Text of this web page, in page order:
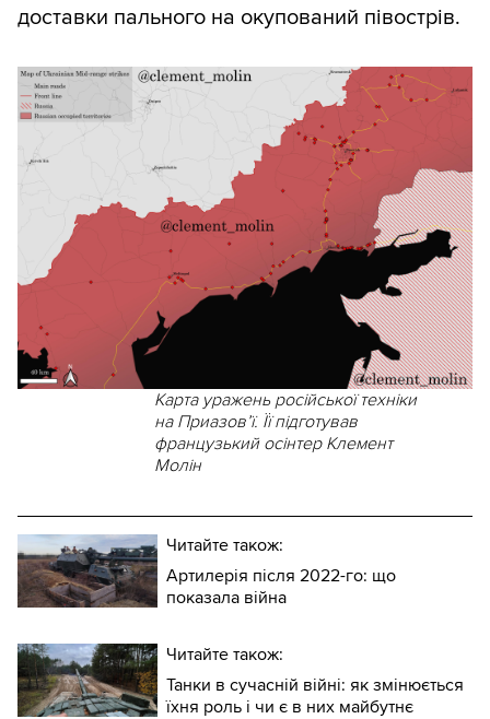
доставки пального на окупований півострів.
Карта уражень російської техніки
на Приазов’ї. Її підготував
французький осінтер Клемент
Молін
Читайте також:
Артилерія після 2022-го: що
показала війна
Читайте також:
Танки в сучасній війні: як змінюється
їхня роль і чи є в них майбутнє